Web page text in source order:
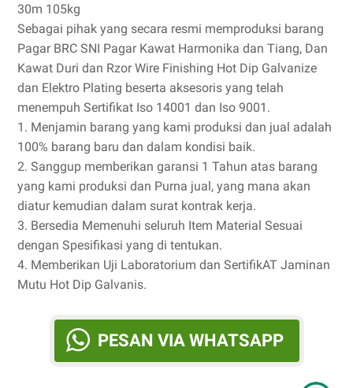
30m 105kg
Sebagai pihak yang secara resmi memproduksi barang
Pagar BRC SNI Pagar Kawat Harmonika dan Tiang, Dan
Kawat Duri dan Rzor Wire Finishing Hot Dip Galvanize
dan Elektro Plating beserta aksesoris yang telah
menempuh Sertifikat Iso 14001 dan Iso 9001.
1. Menjamin barang yang kami produksi dan jual adalah
100% barang baru dan dalam kondisi baik.
2. Sanggup memberikan garansi 1 Tahun atas barang
yang kami produksi dan Purna jual, yang mana akan
diatur kemudian dalam surat kontrak kerja.
3. Bersedia Memenuhi seluruh Item Material Sesuai
dengan Spesifikasi yang di tentukan.
4. Memberikan Uji Laboratorium dan SertifikAT Jaminan
Mutu Hot Dip Galvanis.
PESAN VIA WHATSAPP